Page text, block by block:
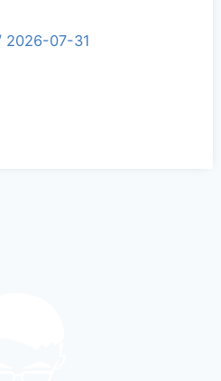
2026-07-31